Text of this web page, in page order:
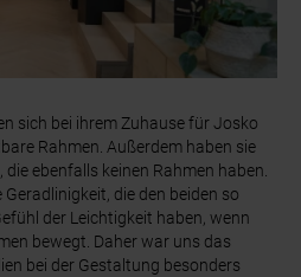
sich bei ihrem Zuhause für Josko
Rahmen. Außerdem haben sie
ebenfalls keinen Rahmen haben.
die den beiden so
der Leichtigkeit haben, wenn
bewegt. Daher war uns das
bei der Gestaltung besonders